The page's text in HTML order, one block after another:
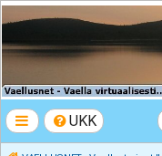
VAELLUSNET -
Vaellusturinat II
UKK